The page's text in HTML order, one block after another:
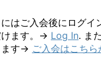
はご入会後にログイ
けます。→ Log In. ま
ます→ ご入会はこちら